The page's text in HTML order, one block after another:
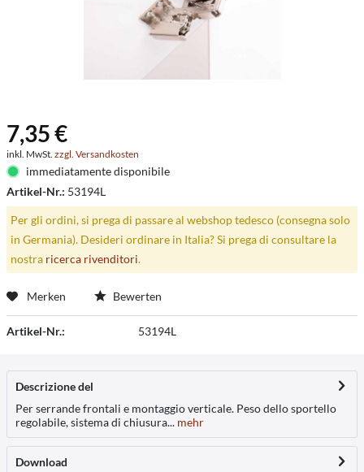
7,35 €
inkl. MwSt. zzgl. Versandkosten
immediatamente disponibile
Artikel-Nr.: 53194L
Per gli ordini, si prega di passare al webshop tedesco (consegna solo
in Germania). Desideri ordinare in Italia? Si prega di consultare la
nostra ricerca rivenditori.
Merken Bewerten
Artikel-Nr.: 53194L
Descrizione del
Per serrande frontali e montaggio verticale. Peso dello sportello
regolabile, sistema di chiusura... mehr
Download